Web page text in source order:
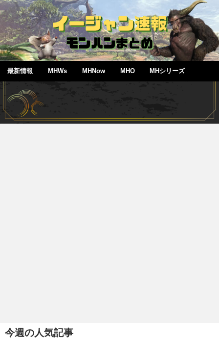
最新情報 MHWs MHNow MHO MHシリーズ
今週の人気記事